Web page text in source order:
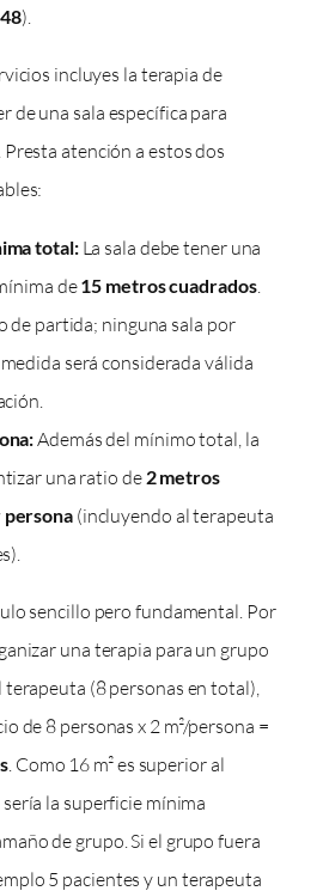
).
incluyes la terapia de
de una sala específica para
atención a estos dos
total:La sala debe tener una
de15 metros cuadrados.
de partida; ninguna sala por
será considerada válida
Además del mínimo total, la
una ratio de 2 metros
persona(incluyendo al terapeuta
sencillo pero fundamental. Por
una terapia para un grupo
terapeuta (8 personas en total),
de 8 personas x 2 m²/persona =
. Como 16 m² es superior al
sería la superficie mínima
de grupo. Si el grupo fuera
5 pacientes y un terapeuta